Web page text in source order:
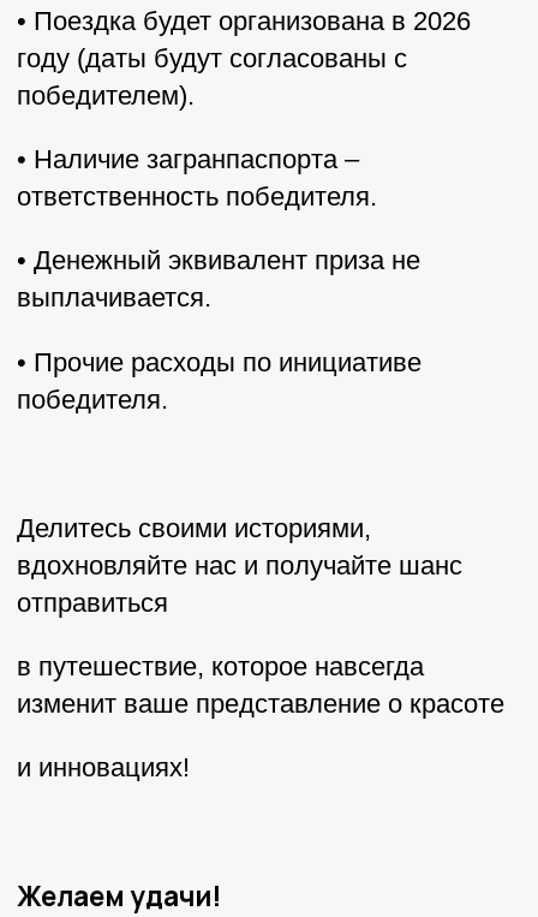
• Поездка будет организована в 2026
году (даты будут согласованы с
победителем).
• Наличие загранпаспорта –
ответственность победителя.
• Денежный эквивалент приза не
выплачивается.
• Прочие расходы по инициативе
победителя.
Делитесь своими историями,
вдохновляйте нас и получайте шанс
отправиться
в путешествие, которое навсегда
изменит ваше представление о красоте
и инновациях!
Желаем удачи!